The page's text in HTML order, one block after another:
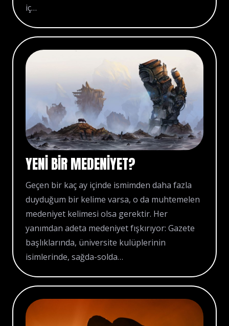
iç…
YENI BIR MEDENIYET?
Geçen bir kaç ay içinde ismimden daha fazla
duyduğum bir kelime varsa, o da muhtemelen
medeniyet kelimesi olsa gerektir. Her
yanımdan adeta medeniyet fışkırıyor: Gazete
başlıklarında, üniversite kulüplerinin
isimlerinde, sağda-solda…